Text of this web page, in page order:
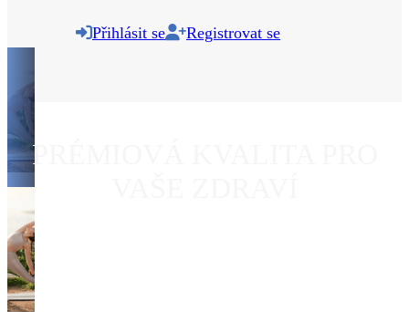
Přihlásit se Registrovat se
PRÉMIOVÁ KVALITA PRO
ZJISTĚTE VÍCE